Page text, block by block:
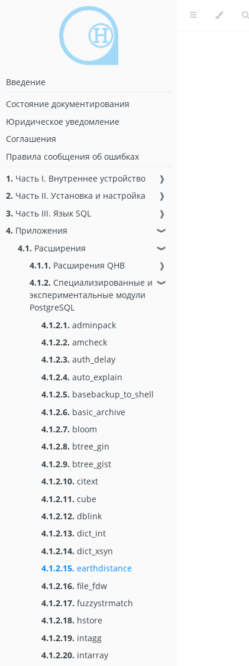
Введение
Состояние документирования
Юридическое уведомление
Соглашения
Правила сообщения об ошибках
1. Часть I. Внутреннее устройство
❱
2. Часть II. Установка и настройка
❱
3. Часть III. Язык SQL
❱
4. Приложения ❱
4.1. Расширения ❱
4.1.1. Расширения QHB
❱
4.1.2. Специализированные и
экспериментальные модули
PostgreSQL
❱
4.1.2.1. adminpack
4.1.2.2. amcheck
4.1.2.3. auth_delay
4.1.2.4. auto_explain
4.1.2.5. basebackup_to_shell
4.1.2.6. basic_archive
4.1.2.7. bloom
4.1.2.8. btree_gin
4.1.2.9. btree_gist
4.1.2.10. citext
4.1.2.11. cube
4.1.2.12. dblink
4.1.2.13. dict_int
4.1.2.14. dict_xsyn
4.1.2.15. earthdistance
4.1.2.16. file_fdw
4.1.2.17. fuzzystrmatch
4.1.2.18. hstore
4.1.2.19. intagg
4.1.2.20. intarray